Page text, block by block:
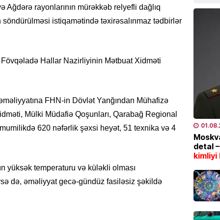
Ağdərə rayonlarının mürəkkəb relyefli dağlıq
söndürülməsi istiqamətində təxirəsalınmaz tədbirlər
Hallar Nazirliyinin Mətbuat Xidməti
FHN-in Dövlət Yanğından Mühafizə
Mülki Müdafiə Qoşunları, Qarabağ Regional
620 nəfərlik şəxsi heyət, 51 texnika və 4
yüksək temperaturu və küləkli olması
də, əməliyyat gecə-gündüz fasiləsiz şəkildə
İDMAN
SƏHIYYƏ
detal –
kimliyi